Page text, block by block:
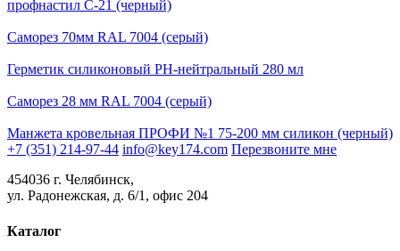
профнастил С-21 (черный)
Саморез 70мм RAL 7004 (серый)
Герметик силиконовый PH-нейтральный 280 мл
Саморез 28 мм RAL 7004 (серый)
Манжета кровельная ПРОФИ №1 75-200 мм силикон (черный)
+7 (351) 214-97-44 info@key174.com Перезвоните мне
454036 г. Челябинск,
ул. Радонежская, д. 6/1, офис 204
Каталог